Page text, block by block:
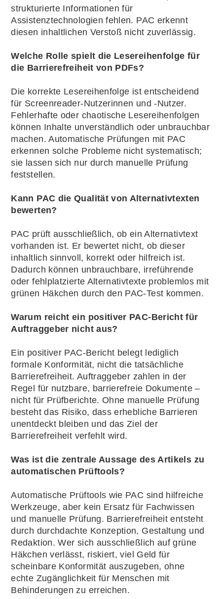
strukturierte Informationen für
Assistenztechnologien fehlen. PAC erkennt
diesen inhaltlichen Verstoß nicht zuverlässig.
Welche Rolle spielt die Lesereihenfolge für
die Barrierefreiheit von PDFs?
Die korrekte Lesereihenfolge ist entscheidend
für Screenreader-Nutzerinnen und -Nutzer.
Fehlerhafte oder chaotische Lesereihenfolgen
können Inhalte unverständlich oder unbrauchbar
machen. Automatische Prüfungen mit PAC
erkennen solche Probleme nicht systematisch;
sie lassen sich nur durch manuelle Prüfung
feststellen.
Kann PAC die Qualität von Alternativtexten
bewerten?
PAC prüft ausschließlich, ob ein Alternativtext
vorhanden ist. Er bewertet nicht, ob dieser
inhaltlich sinnvoll, korrekt oder hilfreich ist.
Dadurch können unbrauchbare, irreführende
oder fehlplatzierte Alternativtexte problemlos mit
grünen Häkchen durch den PAC-Test kommen.
Warum reicht ein positiver PAC-Bericht für
Auftraggeber nicht aus?
Ein positiver PAC-Bericht belegt lediglich
formale Konformität, nicht die tatsächliche
Barrierefreiheit. Auftraggeber zahlen in der
Regel für nutzbare, barrierefreie Dokumente –
nicht für Prüfberichte. Ohne manuelle Prüfung
besteht das Risiko, dass erhebliche Barrieren
unentdeckt bleiben und das Ziel der
Barrierefreiheit verfehlt wird.
Was ist die zentrale Aussage des Artikels zu
automatischen Prüftools?
Automatische Prüftools wie PAC sind hilfreiche
Werkzeuge, aber kein Ersatz für Fachwissen
und manuelle Prüfung. Barrierefreiheit entsteht
durch durchdachte Konzeption, Gestaltung und
Redaktion. Wer sich ausschließlich auf grüne
Häkchen verlässt, riskiert, viel Geld für
scheinbare Konformität auszugeben, ohne
echte Zugänglichkeit für Menschen mit
Behinderungen zu erreichen.